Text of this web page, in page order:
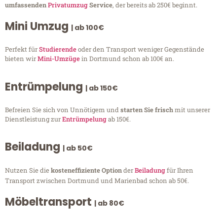
umfassendenPrivatumzugService, der bereits ab 250€ beginnt.
Mini Umzug | ab 100€
Perfekt fürStudierendeoder den Transport weniger Gegenstände
bieten wirMini-Umzügein Dortmund schon ab 100€ an.
Entrümpelung | ab 150€
Befreien Sie sich von Unnötigem undstarten Sie frischmit unserer
Dienstleistung zurEntrümpelungab 150€.
Beiladung | ab 50€
Nutzen Sie diekosteneffiziente OptionderBeiladungfür Ihren
Transport zwischen Dortmund und Marienbad schon ab 50€.
Möbeltransport | ab 80€